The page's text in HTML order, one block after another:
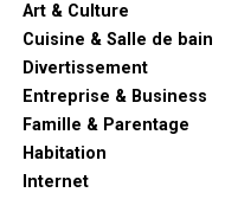
Art & Culture
Cuisine & Salle de bain
Divertissement
Entreprise & Business
Famille & Parentage
Habitation
Internet